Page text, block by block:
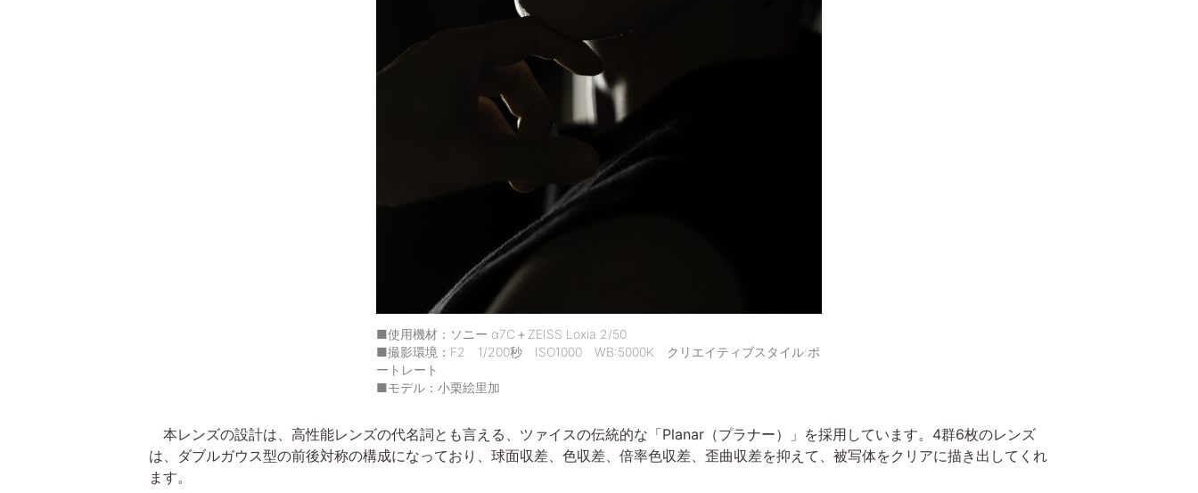
■使用機材：ソニー α7C＋ZEISS Loxia 2/50
■撮影環境：F2 1/200秒 ISO1000 WB:5000K クリエイティブスタイル:ポ
ートレート
■モデル：小栗絵里加
本レンズの設計は、高性能レンズの代名詞とも言える、ツァイスの伝統的な「Planar（プラナー）」を採用しています。4群6枚のレンズ
は、ダブルガウス型の前後対称の構成になっており、球面収差、色収差、倍率色収差、歪曲収差を抑えて、被写体をクリアに描き出してくれ
ます。